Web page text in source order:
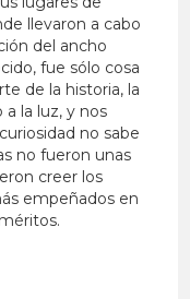
llevaron a cabo
del ancho
fue sólo cosa
de la historia, la
a la luz, y nos
no sabe
no fueron unas
creer los
empeñados en